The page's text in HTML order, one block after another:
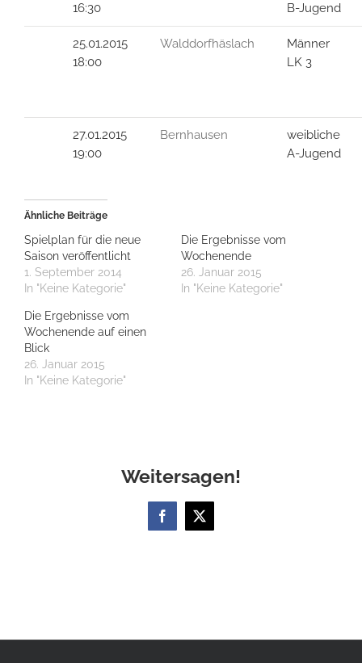
16:30
B-Jugend
25.01.2015
18:00
Walddorfhäslach
Männer
LK 3
27.01.2015
19:00
Bernhausen
weibliche
A-Jugend
Ähnliche Beiträge
Spielplan für die neue
Saison veröffentlicht
1. September 2014
In "Keine Kategorie"
Die Ergebnisse vom
Wochenende
26. Januar 2015
In "Keine Kategorie"
Die Ergebnisse vom
Wochenende auf einen
Blick
26. Januar 2015
In "Keine Kategorie"
Weitersagen!
Facebook
X